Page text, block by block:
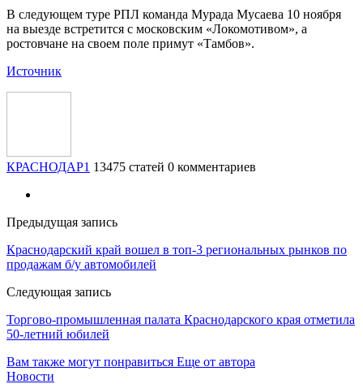
В следующем туре РПЛ команда Мурада Мусаева 10 ноября
на выезде встретится с московским «Локомотивом», а
ростовчане на своем поле примут «Тамбов».
Источник
КРАСНОДАР1 13475 статей 0 комментариев
Предыдущая запись
Краснодарский край вошел в топ-3 региональных рынков по
продажам б/у автомобилей
Следующая запись
Торгово-промышленная палата Краснодарского края отметила
50-летний юбилей
Вам также могут понравиться Еще от автора
Новости